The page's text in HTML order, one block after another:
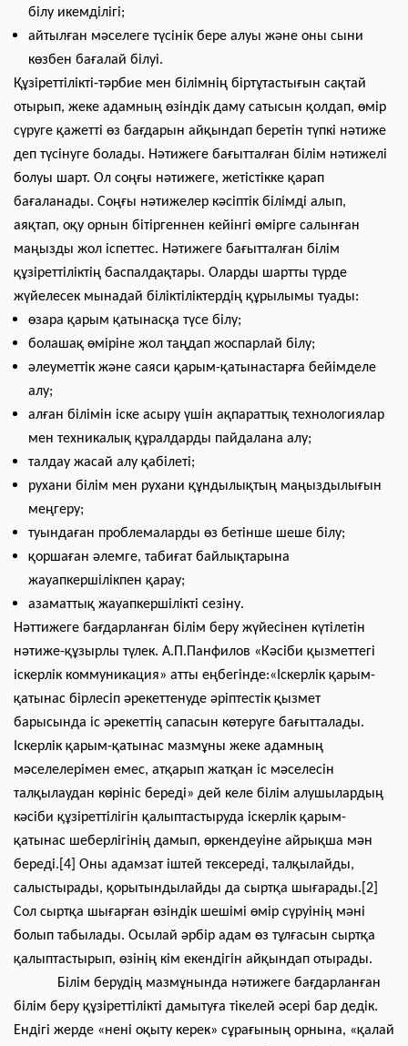
білу икемділігі;
айтылған мәселеге түсінік бере алуы және оны сыни
көзбен бағалай білуі.
Құзіреттілікті-тәрбие мен білімнің біртұтастығын сақтай
отырып, жеке адамның өзіндік даму сатысын қолдап, өмір
сүруге қажетті өз бағдарын айқындап беретін түпкі нәтиже
деп түсінуге болады. Нәтижеге бағытталған білім нәтижелі
болуы шарт. Ол соңғы нәтижеге, жетістікке қарап
бағаланады. Соңғы нәтижелер кәсіптік білімді алып,
аяқтап, оқу орнын бітіргеннен кейінгі өмірге салынған
маңызды жол іспеттес. Нәтижеге бағытталған білім
құзіреттіліктің баспалдақтары. Оларды шартты түрде
жүйелесек мынадай біліктіліктердің құрылымы туады:
өзара қарым қатынасқа түсе білу;
болашақ өміріне жол таңдап жоспарлай білу;
әлеуметтік және саяси қарым-қатынастарға бейімделе
алу;
алған білімін іске асыру үшін ақпараттық технологиялар
мен техникалық құралдарды пайдалана алу;
талдау жасай алу қабілеті;
рухани білім мен рухани құндылықтың маңыздылығын
меңгеру;
туындаған проблемаларды өз бетінше шеше білу;
қоршаған әлемге, табиғат байлықтарына
жауапкершілікпен қарау;
азаматтық жауапкершілікті сезіну.
Нәттижеге бағдарланған білім беру жүйесінен күтілетін
нәтиже-құзырлы түлек. А.П.Панфилов «Кәсіби қызметтегі
іскерлік коммуникация» атты еңбегінде:«Іскерлік қарым-
қатынас бірлесіп әрекеттенуде әріптестік қызмет
барысында іс әрекеттің сапасын көтеруге бағытталады.
Іскерлік қарым-қатынас мазмұны жеке адамның
мәселелерімен емес, атқарып жатқан іс мәселесін
талқылаудан көрініс береді» дей келе білім алушылардың
кәсіби құзіреттілігін қалыптастыруда іскерлік қарым-
қатынас шеберлігінің дамып, өркендеуіне айрықша мән
береді.[4] Оны адамзат іштей тексереді, талқылайды,
салыстырады, қорытындылайды да сыртқа шығарады.[2]
Сол сыртқа шығарған өзіндік шешімі өмір сүруінің мәні
болып табылады. Осылай әрбір адам өз тұлғасын сыртқа
қалыптастырып, өзінің кім екендігін айқындап отырады.
Білім берудің мазмұнында нәтижеге бағдарланған
білім беру құзіреттілікті дамытуға тікелей әсері бар дедік.
Ендігі жерде «нені оқыту керек» сұрағының орнына, «қалай